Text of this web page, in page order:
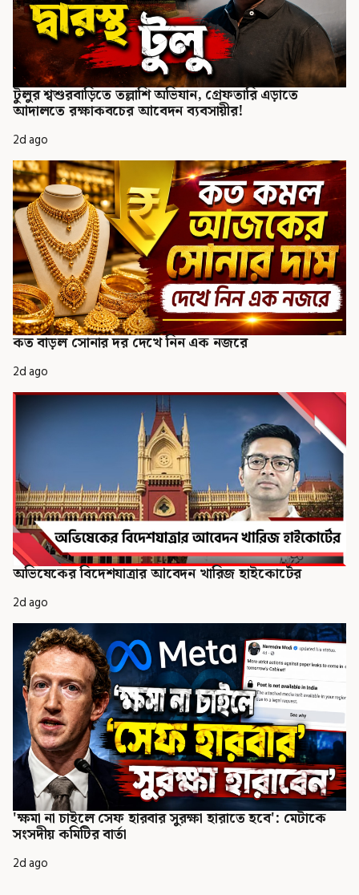
টুলুর শ্বশুরবাড়িতে তল্লাশি অভিযান, গ্রেফতারি এড়াতে
আদালতে রক্ষাকবচের আবেদন ব্যবসায়ীর!
2d ago
কত বাড়ল সোনার দর দেখে নিন এক নজরে
2d ago
অভিষেকের বিদেশযাত্রার আবেদন খারিজ হাইকোর্টের
2d ago
'ক্ষমা না চাইলে সেফ হারবার সুরক্ষা হারাতে হবে': মেটাকে
সংসদীয় কমিটির বার্তা
2d ago